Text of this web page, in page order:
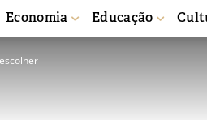
Economia Educação